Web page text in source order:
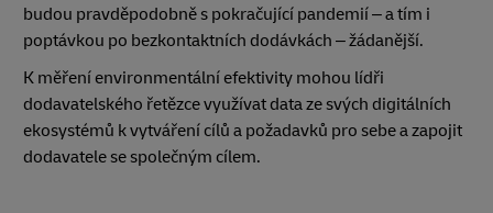
budou pravděpodobně s pokračující pandemií – a tím i
poptávkou po bezkontaktních dodávkách – žádanější.
K měření environmentální efektivity mohou lídři
dodavatelského řetězce využívat data ze svých digitálních
ekosystémů k vytváření cílů a požadavků pro sebe a zapojit
dodavatele se společným cílem.